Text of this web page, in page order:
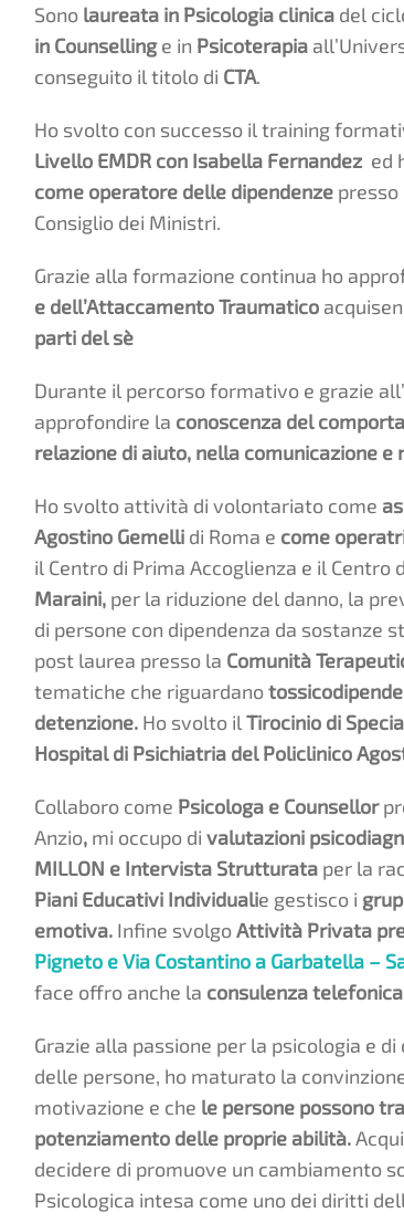
Sono laureata in Psicologia clinica del
in Counsellinge in Psicoterapia
conseguito il titolo di CTA.
Ho svolto con successo il training
Livello EMDR con Isabella Fernandez ed
come operatore delle dipendenze
Consiglio dei Ministri.
Grazie alla formazione continua ho
e dell’Attaccamento Traumatico
parti del sè
Durante il percorso formativo e grazie
approfondire la conoscenza del
relazione di aiuto, nella comunicazione
Ho svolto attività di volontariato come
Agostino Gemelli di Roma e come
il Centro di Prima Accoglienza e il Centro
Maraini, per la riduzione del danno, la
di persone con dipendenza da sostanze
post laurea presso la Comunità
tematiche che riguardano
detenzione. Ho svolto ilTirocinio di
Hospital di Psichiatria del Policlinico
Collaboro come Psicologa e Counsellor
Anzio, mi occupo di valutazioni
MILLON e Intervista Strutturata per la
Piani Educativi Individualie gestisco i
emotiva. Infine svolgoAttività Privata
Pigneto e Via Costantino a Garbatella –
face offro anche la consulenza
Grazie alla passione per la psicologia e
delle persone, ho maturato la
motivazione e che le persone possono
potenziamento delle proprie abilità.
decidere di promuove un cambiamento
Psicologica intesa come uno dei diritti